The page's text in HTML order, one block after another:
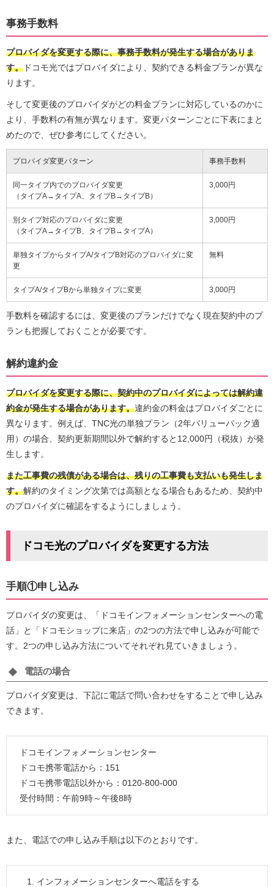
事務手数料
プロバイダを変更する際に、事務手数料が発生する場合がありま
す。 ドコモ光ではプロバイダにより、契約できる料金プランが異な
ります。
そして変更後のプロバイダがどの料金プランに対応しているのかに
より、手数料の有無が異なります。変更パターンごとに下表にまと
めたので、ぜひ参考にしてください。
プロバイダ変更パターン 事務手数料
同一タイプ内でのプロバイダ変更
（タイプA→タイプA、タイプB→タイプB）
3,000円
別タイプ対応のプロバイダに変更
（タイプA→タイプB、タイプB→タイプA）
3,000円
単独タイプからタイプA/タイプB対応のプロバイダに変
更
無料
タイプA/タイプBから単独タイプに変更 3,000円
手数料を確認するには、変更後のプランだけでなく現在契約中のプ
ランも把握しておくことが必要です。
解約違約金
プロバイダを変更する際に、契約中のプロバイダによっては解約違
約金が発生する場合があります。違約金の料金はプロバイダごとに
異なります。例えば、TNC光の単独プラン（2年バリューパック適
用）の場合、契約更新期間以外で解約すると12,000円（税抜）が発
生します。
また工事費の残債がある場合は、残りの工事費も支払いも発生しま
す。解約のタイミング次第では高額となる場合もあるため、契約中
のプロバイダに確認をするようにしましょう。
ドコモ光のプロバイダを変更する方法
手順①申し込み
プロバイダの変更は、「ドコモインフォメーションセンターへの電
話」と「ドコモショップに来店」の2つの方法で申し込みが可能で
す。2つの申し込み方法についてそれぞれ見ていきましょう。
電話の場合
プロバイダ変更は、下記に電話で問い合わせをすることで申し込み
できます。
ドコモインフォメーションセンター
ドコモ携帯電話から：151
ドコモ携帯電話以外から：0120-800-000
受付時間：午前9時～午後8時
また、電話での申し込み手順は以下のとおりです。
インフォメーションセンターへ電話をする